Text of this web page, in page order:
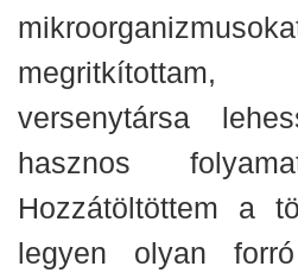
versenytársa
hasznos
Hozzátöltöttem a
legyen olyan